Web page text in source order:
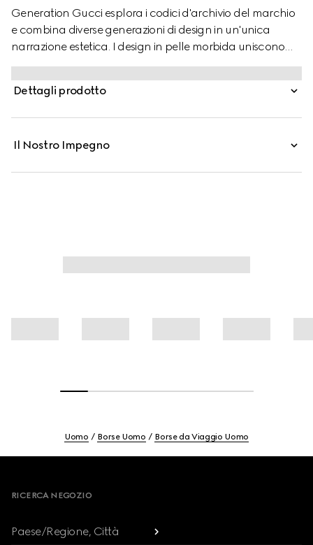
Generation Gucci esplora i codici d'archivio del marchio
e combina diverse generazioni di design in un'unica
narrazione estetica. I design in pelle morbida uniscono
versatilità funzionale e possibilità di utilizzo multiplo. Il
dettaglio Web intarsia eleva ulteriormente questa borsa
da viaggio.
Dettagli prodotto
Il Nostro Impegno
Uomo Borse Uomo Borse da Viaggio Uomo
RICERCA NEGOZIO
Paese/Regione, Città